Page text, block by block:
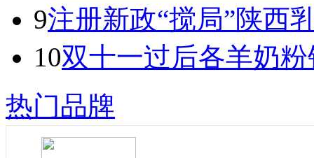
9注册新政“搅局”陕西
10双十一过后各羊奶
热门品牌